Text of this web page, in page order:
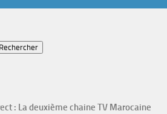
Rechercher
: La deuxième chaine TV Marocaine